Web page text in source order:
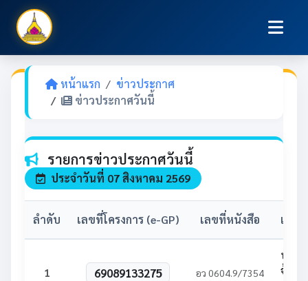
หน้าแรก
ข่าวประกาศ
ข่าวประกาศวันนี้
รายการข่าวประกาศวันนี้
ประจำวันที่ 07 สิงหาคม 2569
ลำดับ เลขที่โครงการ (e-GP) เลขที่หนังสือ เรื่อง
1 69089133275 อว 0604.9/7354
ประ
จ้าง